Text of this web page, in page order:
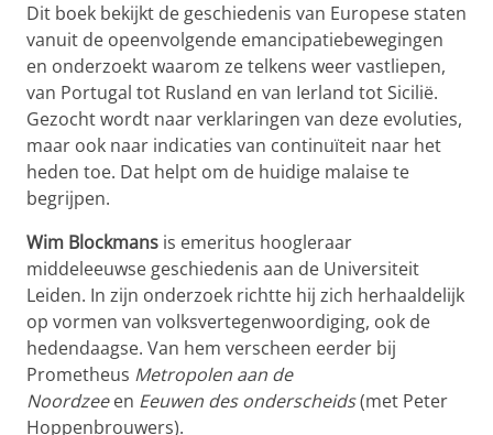
Dit boek bekijkt de geschiedenis van Europese staten
vanuit de opeenvolgende emancipatiebewegingen
en onderzoekt waarom ze telkens weer vastliepen,
van Portugal tot Rusland en van Ierland tot Sicilië.
Gezocht wordt naar verklaringen van deze evoluties,
maar ook naar indicaties van continuïteit naar het
heden toe. Dat helpt om de huidige malaise te
begrijpen.
Wim Blockmans is emeritus hoogleraar
middeleeuwse geschiedenis aan de Universiteit
Leiden. In zijn onderzoek richtte hij zich herhaaldelijk
op vormen van volksvertegenwoordiging, ook de
hedendaagse. Van hem verscheen eerder bij
Prometheus Metropolen aan de
Noordzeeen Eeuwen des onderscheids(met Peter
Hoppenbrouwers).